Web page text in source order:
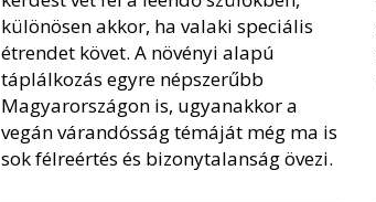
különösen akkor, ha valaki speciális
étrendet követ. A növényi alapú
táplálkozás egyre népszerűbb
Magyarországon is, ugyanakkor a
vegán várandósság témáját még ma is
sok félreértés és bizonytalanság övezi.